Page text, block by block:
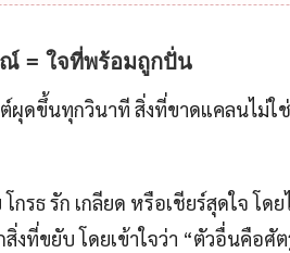
= ใจที่พร้อมถูกปั่น
ผุดขึ้นทุกวินาที สิ่งที่ขาดแคลนไม่ใช่
โกรธ รัก เกลียด หรือเชียร์สุดใจโดย
งที่ขยับ โดยเข้าใจว่า “ตัวอื่นคือศั